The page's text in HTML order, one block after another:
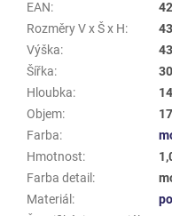
EAN:
Rozměry V x Š x H:
Výška:
Šířka:
Hloubka:
Objem:
Farba:
Hmotnost:
Farba detail :
Materiál :